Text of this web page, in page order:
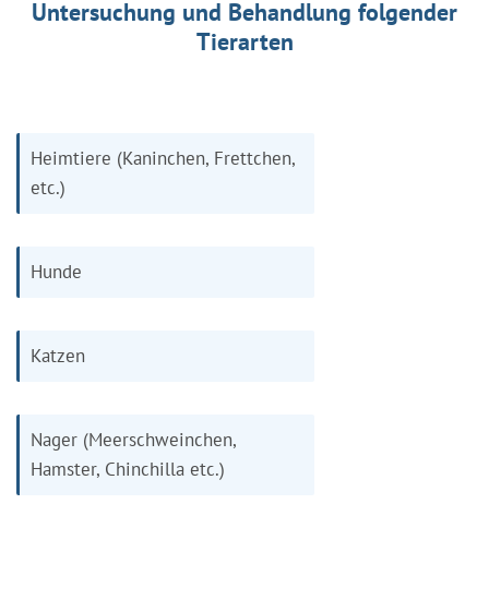
Untersuchung und Behandlung folgender
Tierarten
Heimtiere (Kaninchen, Frettchen,
etc.)
Hunde
Katzen
Nager (Meerschweinchen,
Hamster, Chinchilla etc.)